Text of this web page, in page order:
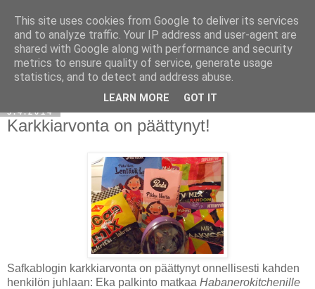
5.4.2014
Karkkiarvonta on päättynyt!
Safkablogin karkkiarvonta on päättynyt onnellisesti kahden
henkilön juhlaan: Eka palkinto matkaa Habanerokitchenille
This site uses cookies from Google to deliver its services
and to analyze traffic. Your IP address and user-agent are
shared with Google along with performance and security
metrics to ensure quality of service, generate usage
statistics, and to detect and address abuse.
LEARN MORE GOT IT